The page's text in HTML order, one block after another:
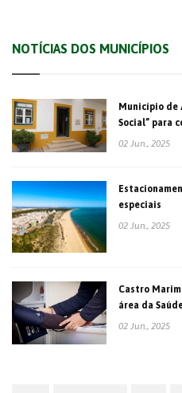
NOTÍCIAS DOS MUNICÍPIOS
Município de
Social” para
02 Jun., 2025
especiais
02 Jun., 2025
Castro
área da
02 Jun., 2025